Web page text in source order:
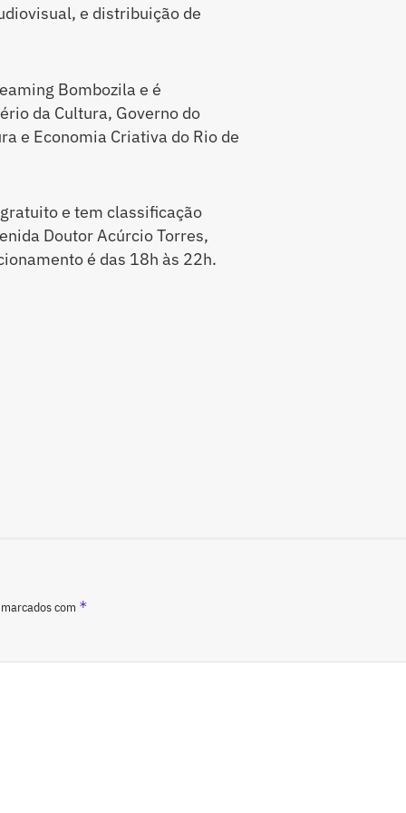
e distribuição de
Bombozila e é
da Cultura, Governo do
e Economia Criativa do Rio de
e tem classificação
Doutor Acúrcio Torres,
é das 18h às 22h.
com *